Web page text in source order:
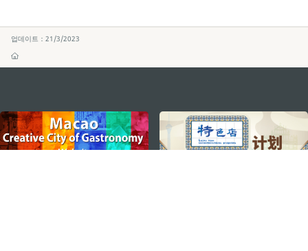
업데이트：21/3/2023
external links